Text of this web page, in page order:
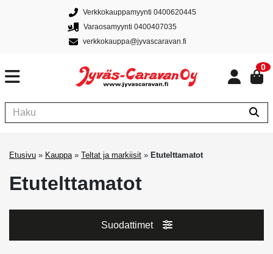
Verkkokauppamyynti 0400620445
Varaosamyynti 0400407035
verkkokauppa@jyvascaravan.fi
0
Etusivu » Kauppa» Teltat ja markiisit » Etutelttamatot
Etutelttamatot
Suodattimet